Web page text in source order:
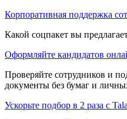
Корпоративная поддержка
Какой соцпакет вы
Оформляйте кандидатов
Проверяйте сотрудников и
документы без бумаг и
Ускорьте подбор в 2 раза с